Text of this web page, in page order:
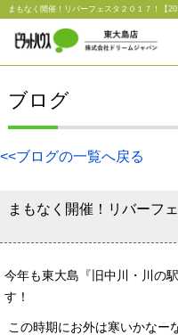
ブログ
<<ブログの一覧へ戻る
まもなく開催！リバーフ
今年も東大島『旧中川・川の
す！
この時期にお外は寒いかなー